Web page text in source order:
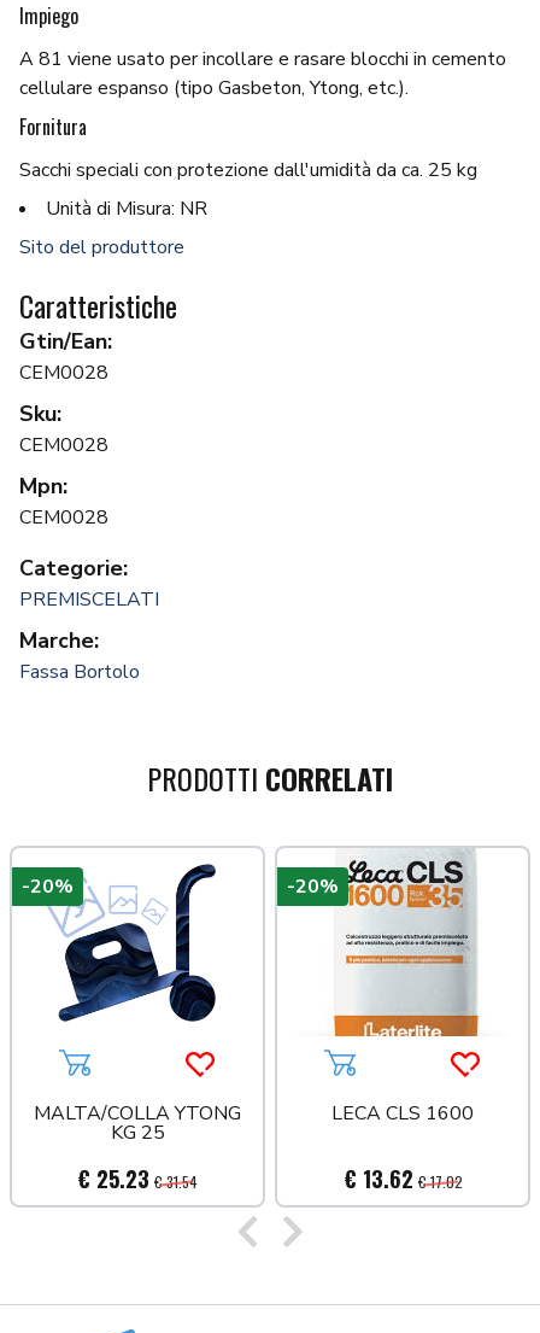
Impiego
A 81 viene usato per incollare e rasare blocchi in cemento
cellulare espanso (tipo Gasbeton, Ytong, etc.).
Fornitura
Sacchi speciali con protezione dall'umidità da ca. 25 kg
Unità di Misura: NR
Sito del produttore
Caratteristiche
Gtin/Ean:
CEM0028
Sku:
CEM0028
Mpn:
CEM0028
Categorie:
PREMISCELATI
Marche:
Fassa Bortolo
PRODOTTI CORRELATI
più tardi
Aggiungi al carrelloAcquista più tardi
MALTA/COLLA YTONG
KG 25
€ 25.23 € 31.54
-20%
Aggiungi al carrello
LECA CLS 1600
€ 13.62 € 17.02
-20%